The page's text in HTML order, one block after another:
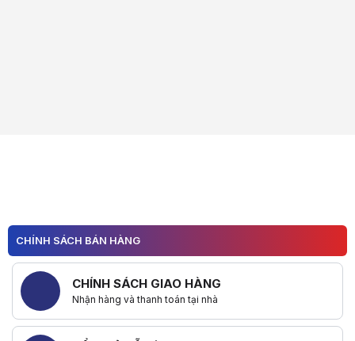
CHÍNH SÁCH BÁN HÀNG
CHÍNH SÁCH GIAO HÀNG
Nhận hàng và thanh toán tại nhà